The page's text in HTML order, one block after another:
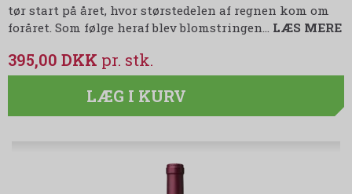
tør start på året, hvor størstedelen af regnen kom om
foråret. Som følge heraf blev blomstringen… LÆS MERE
395,00 DKK
LÆG I KURV